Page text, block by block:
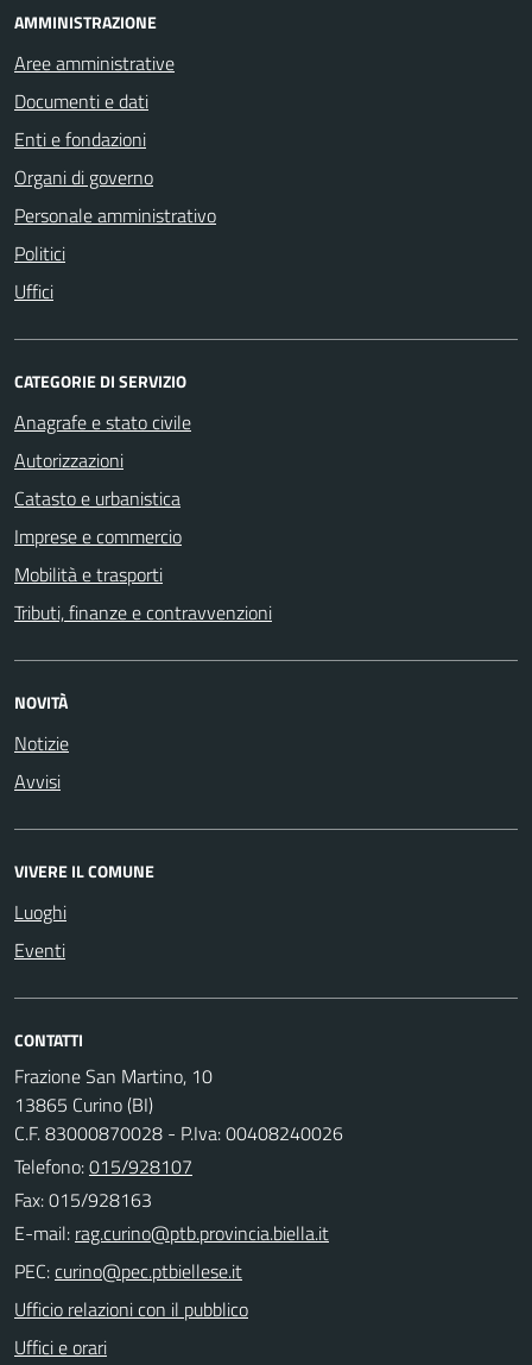
AMMINISTRAZIONE
Aree amministrative
Documenti e dati
Enti e fondazioni
Organi di governo
Personale amministrativo
Politici
Uffici
CATEGORIE DI SERVIZIO
Anagrafe e stato civile
Autorizzazioni
Catasto e urbanistica
Imprese e commercio
Mobilità e trasporti
Tributi, finanze e contravvenzioni
NOVITÀ
Notizie
Avvisi
VIVERE IL COMUNE
Luoghi
Eventi
CONTATTI
Frazione San Martino, 10
13865 Curino (BI)
C.F. 83000870028 - P.Iva: 00408240026
Telefono:015/928107
Fax: 015/928163
E-mail:
PEC:
Ufficio relazioni con il pubblico
Uffici e orari